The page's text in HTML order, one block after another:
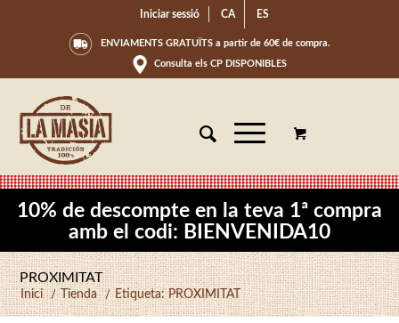
Iniciar sessió CA ES
ENVIAMENTS GRATUÏTS a partir de 60€ de compra.
Consulta els CP DISPONIBLES
10% de descompte en la teva 1ª compra
amb el codi: BIENVENIDA10
PROXIMITAT
Inici / Tienda / Etiqueta: PROXIMITAT